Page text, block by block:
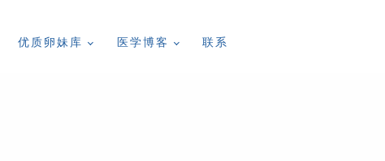
优质卵妹库 医学博客 联系